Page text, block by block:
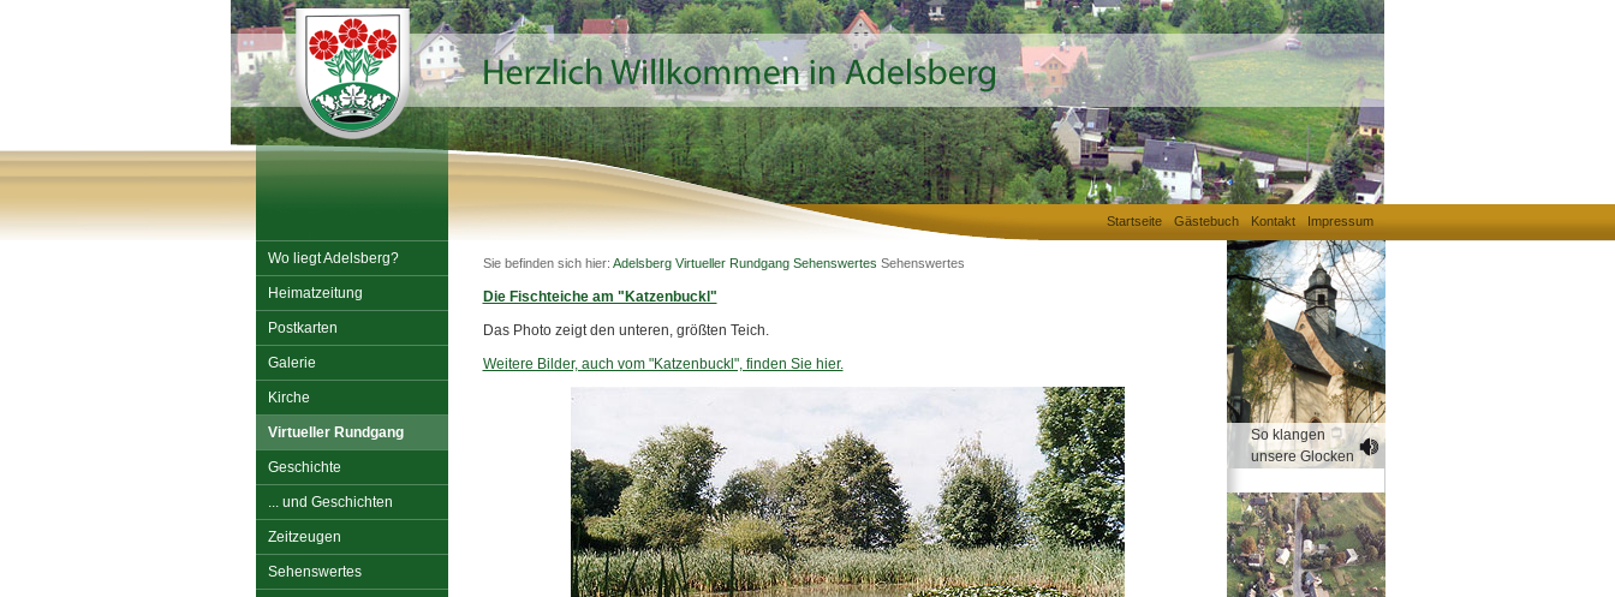
Impressum
Kontakt
Gästebuch
Startseite
Wo liegt Adelsberg?
Heimatzeitung
Postkarten
Galerie
Kirche
Virtueller Rundgang
Geschichte
... und Geschichten
Zeitzeugen
Sehenswertes
So klangen
unsere Glocken
Sie befinden sich hier: Adelsberg Virtueller Rundgang Sehenswertes Sehenswertes
Die Fischteiche am "Katzenbuckl"
Das Photo zeigt den unteren, größten Teich.
Weitere Bilder, auch vom "Katzenbuckl", finden Sie hier.